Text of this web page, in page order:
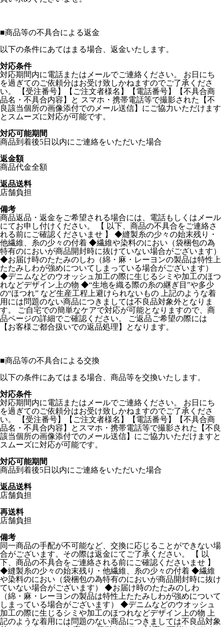
■商品等の不具合による返金
以下の条件にあてはまる場合、返金いたします。
対応条件
対応期間内に電話またはメールでご連絡ください。 お日にち
を過ぎてのご依頼分はお受け致しかねますのでご了承くださ
い。 【受注番号】【ご注文者様名】【電話番号】【不具合商
品名・不具合内容】と スマホ・携帯電話等で撮影された【不
良該当個所の画像添付でのメール送信】にご協力いただけます
とスムーズに対応が可能です。
対応可能期間
商品到着後5日以内にご連絡をいただいた場合
返金額
商品代金全額
返品送料
店舗負担
備考
商品返品・返金をご希望される場合には、電話もしくはメール
にてお申し付けください。 【 以下、商品の不具合をご連絡さ
れる前にご確認くださいませ 】 ◆縫製糸の少々の始末残り・
他繊維、糸の少々の付着 ◆繊維や染料のにおい（袋梱包の為
特有のにおいが商品開封時に抜けていない場合がございます）
◆お届け時のたたみのしわ（綿・麻・レーヨンの製品は特性上
たたみしわが強めについてしまっている場合がございます）
◆デニムなどのウオッシュ加工の際に生じるシミや加工のほつ
れなどデザイン上の物 ◆“生地を織る際の糸の継ぎ目”や多少
の“ほつれ” など生産工程上避けられないもの 上記のような着
用には問題のない商品につきましては不良品対象外となりま
す。 ご自宅での簡単なケアで対応が可能となりますので、商
品ページの詳細でご確認ください。 ご返品ご希望の際には
【お客様ご都合扱いでの返品処理】となります。
■商品等の不具合による交換
以下の条件にあてはまる場合、商品等を交換いたします。
対応条件
対応期間内に電話またはメールでご連絡ください。 お日にち
を過ぎてのご依頼分はお受け致しかねますのでご了承くださ
い。 【受注番号】【ご注文者様名】【電話番号】【不具合商
品名・不具合内容】とスマホ・携帯電話等で撮影された【不良
該当個所の画像添付でのメール送信】にご協力いただけますと
スムーズに対応が可能です。
対応可能期間
商品到着後5日以内にご連絡をいただいた場合
返品送料
店舗負担
再送料
店舗負担
備考
同一商品の手配が不可能など、交換に応じることができない場
合がございます。その際は返金にてご了承ください。 【 以
下、商品の不具合をご連絡される前にご確認くださいませ 】
◆縫製糸の少々の始末残り・他繊維、糸の少々の付着 ◆繊維
や染料のにおい（袋梱包の為特有のにおいが商品開封時に抜け
ていない場合がございます） ◆お届け時のたたみのしわ
（綿・麻・レーヨンの製品は特性上たたみしわが強めについて
しまっている場合がございます） ◆デニムなどのウオッシュ
加工の際に生じるシミや加工のほつれなどデザイン上の物 上
記のような着用には問題のない商品につきましては不良品対象